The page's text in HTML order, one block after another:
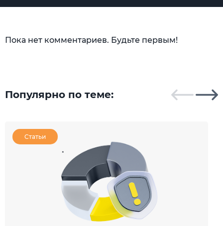
Пока нет комментариев. Будьте первым!
Популярно по теме:
Статьи